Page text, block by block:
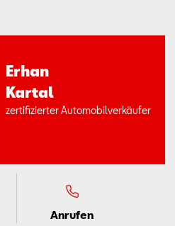
Er­han
Kar­tal
zer­ti­fi­zier­ter Au­to­mo­bil­ver­käu­fer
Anrufen